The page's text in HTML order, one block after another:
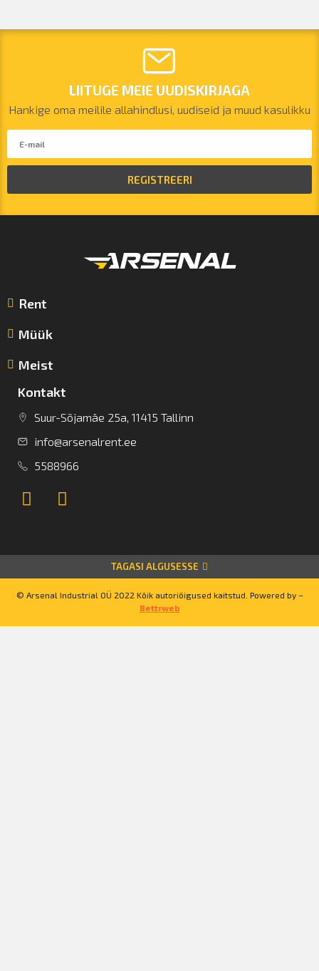
LIITUGE MEIE UUDISKIRJAGA
Hankige oma meilile allahindlusi, uudiseid ja muud kasulikku
REGISTREERI
Rent
Müük
Meist
Kontakt
Suur-Sõjamäe 25a, 11415 Tallinn
info@arsenalrent.ee
5588966
TAGASI ALGUSESSE
© Arsenal Industrial OÜ 2022 Kõik autoriõigused kaitstud. Powered by –
Bettrweb